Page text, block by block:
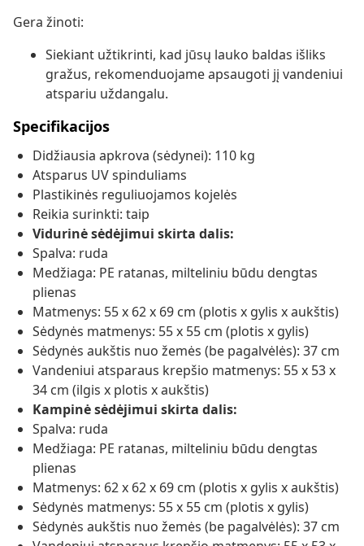
Gera žinoti:
Siekiant užtikrinti, kad jūsų lauko baldas išliks
gražus, rekomenduojame apsaugoti jį vandeniui
atspariu uždangalu.
Specifikacijos
Didžiausia apkrova (sėdynei): 110 kg
Atsparus UV spinduliams
Plastikinės reguliuojamos kojelės
Reikia surinkti: taip
Vidurinė sėdėjimui skirta dalis:
Spalva: ruda
Medžiaga: PE ratanas, milteliniu būdu dengtas
plienas
Matmenys: 55 x 62 x 69 cm (plotis x gylis x aukštis)
Sėdynės matmenys: 55 x 55 cm (plotis x gylis)
Sėdynės aukštis nuo žemės (be pagalvėlės): 37 cm
Vandeniui atsparaus krepšio matmenys: 55 x 53 x
34 cm (ilgis x plotis x aukštis)
Kampinė sėdėjimui skirta dalis:
Spalva: ruda
Medžiaga: PE ratanas, milteliniu būdu dengtas
plienas
Matmenys: 62 x 62 x 69 cm (plotis x gylis x aukštis)
Sėdynės matmenys: 55 x 55 cm (plotis x gylis)
Sėdynės aukštis nuo žemės (be pagalvėlės): 37 cm